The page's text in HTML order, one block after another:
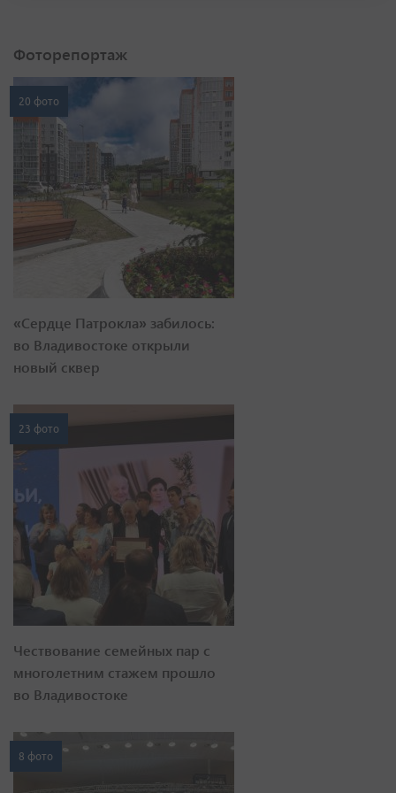
Фоторепортаж
20 фото
«Сердце Патрокла» забилось:
во Владивостоке открыли
новый сквер
23 фото
Чествование семейных пар с
многолетним стажем прошло
во Владивостоке
8 фото